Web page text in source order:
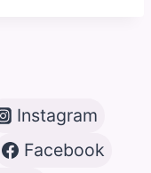
Instagram
Facebook